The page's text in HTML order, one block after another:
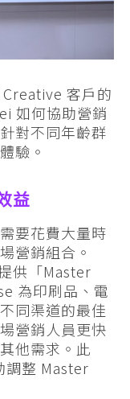
客戶的
如何協助營銷
對不同年齡群
驗。
益
要花費大量時
營銷組合。
供「Master
為印刷品、電
同渠道的最佳
營銷人員更快
他需求。此
調整 Master